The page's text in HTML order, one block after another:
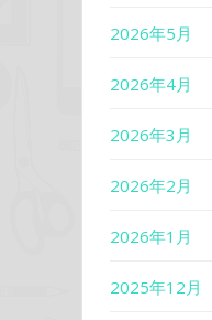
2026年5月
2026年4月
2026年3月
2026年2月
2026年1月
2025年12月